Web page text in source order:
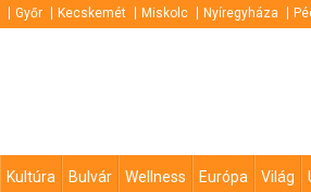
Győr Kecskemét Miskolc Nyíregyháza
Kultúra Bulvár Wellness Európa Világ